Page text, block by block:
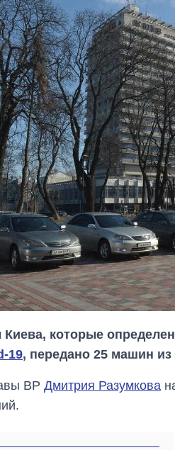
которые
19, передано 25 машин из
ВР Дмитрия Разумкова